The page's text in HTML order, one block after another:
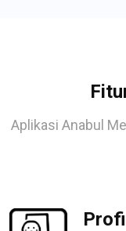
Aplikasi Anabul